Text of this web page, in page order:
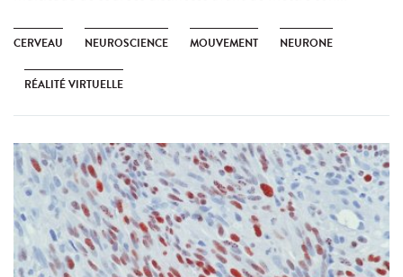
CERVEAU NEUROSCIENCE MOUVEMENT NEURONE
RÉALITÉ VIRTUELLE